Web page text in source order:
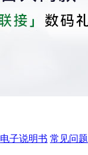
电子说明书 常见问题